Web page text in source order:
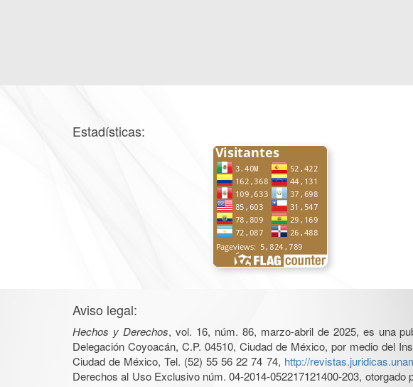
Estadísticas:
Aviso legal:
Hechos y Derechos, vol. 16, núm. 86, marzo-abril de 2025, es una
Delegación Coyoacán, C.P. 04510, Ciudad de México, por medio del
Ciudad de México, Tel. (52) 55 56 22 74 74, http://
Derechos al Uso Exclusivo núm. 04-2014-052217121400-203,